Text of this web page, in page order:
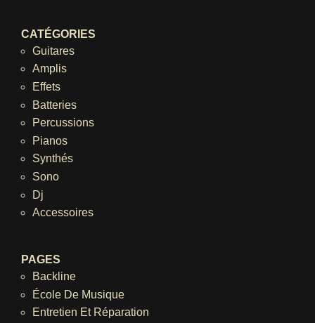
CATÉGORIES
Guitares
Amplis
Effets
Batteries
Percussions
Pianos
Synthés
Sono
Dj
Accessoires
PAGES
Backline
École De Musique
Entretien Et Réparation